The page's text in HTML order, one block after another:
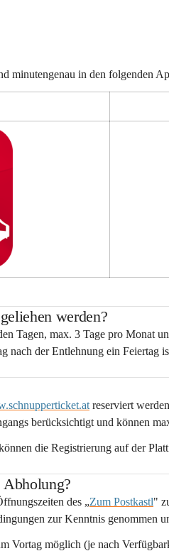
minutengenau in den folgenden
werden?
Tagen, max. 3 Tage pro Monat
nach der Entlehnung ein Feiertag
reserviert
berücksichtigt und können
die Registrierung auf der
des „Zum Postkastl"
zur Kenntnis genommen
Vortag möglich (je nach